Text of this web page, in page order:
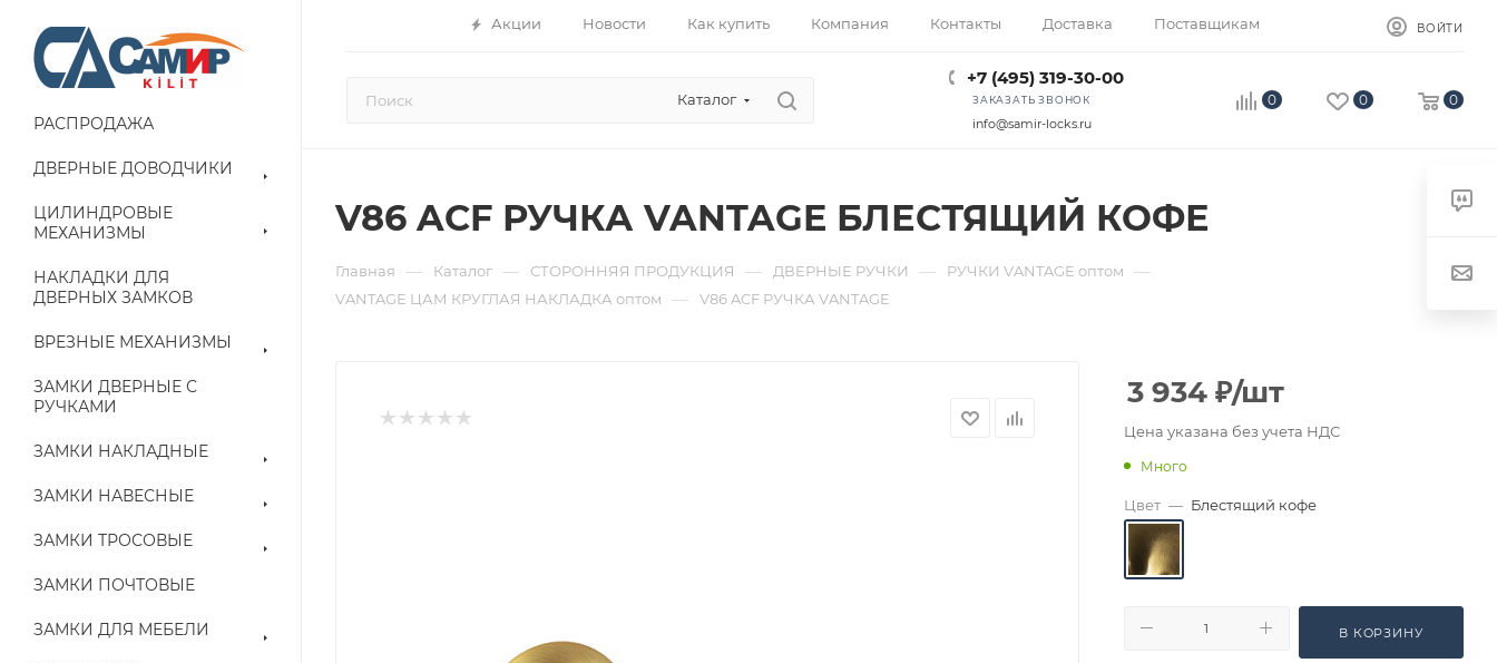
Акции Новости Как купить Компания Контакты Доставка Поставщикам ВОЙТИ
Каталог
+7 (495) 319-30-00
ЗАКАЗАТЬ ЗВОНОК
info@samir-locks.ru
0 0 0
РАСПРОДАЖА
ДВЕРНЫЕ ДОВОДЧИКИ
ЦИЛИНДРОВЫЕ
МЕХАНИЗМЫ
НАКЛАДКИ ДЛЯ
ДВЕРНЫХ ЗАМКОВ
ВРЕЗНЫЕ МЕХАНИЗМЫ
ЗАМКИ ДВЕРНЫЕ С
РУЧКАМИ
ЗАМКИ НАКЛАДНЫЕ
ЗАМКИ НАВЕСНЫЕ
ЗАМКИ ТРОСОВЫЕ
ЗАМКИ ПОЧТОВЫЕ
ЗАМКИ ДЛЯ МЕБЕЛИ
V86 ACF РУЧКА VANTAGE БЛЕСТЯЩИЙ КОФЕ
Главная — Каталог — СТОРОННЯЯ ПРОДУКЦИЯ — ДВЕРНЫЕ РУЧКИ — РУЧКИ VANTAGE оптом —
VANTAGE ЦАМ КРУГЛАЯ НАКЛАДКА оптом — V86 ACF РУЧКА VANTAGE
3 934 ₽/шт
Цена указана без учета НДС
Много
Цвет — Блестящий кофе
В КОРЗИНУ